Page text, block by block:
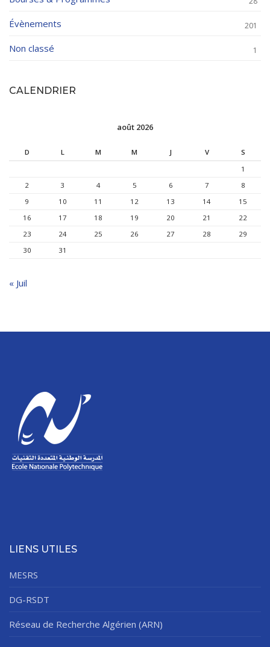
Évènements 201
Non classé 1
CALENDRIER
août 2026
D L M M J V
S
1
2
3 4 5 6 7
8
9
10 11 12 13 14
15
16
17 18 19 20 21
22
23
24 25 26 27 28
29
30
31
« Juil
LIENS UTILES
MESRS
DG-RSDT
Réseau de Recherche Algérien (ARN)